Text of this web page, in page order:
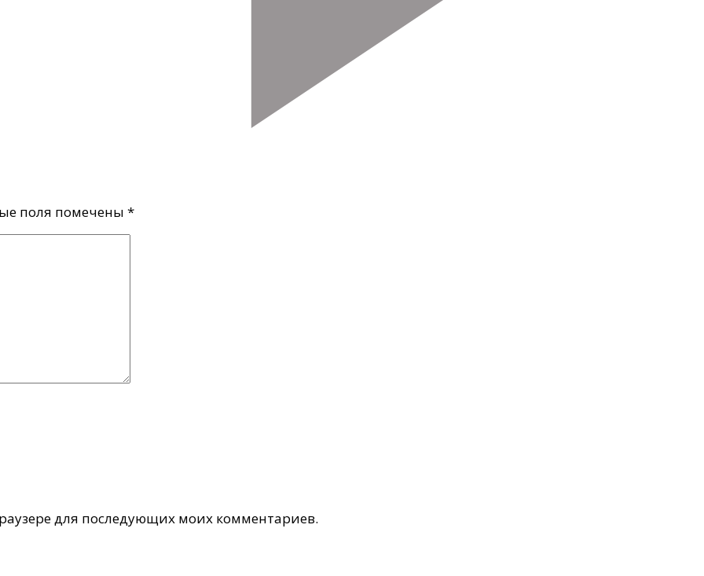
поля помечены *
для последующих моих комментариев.